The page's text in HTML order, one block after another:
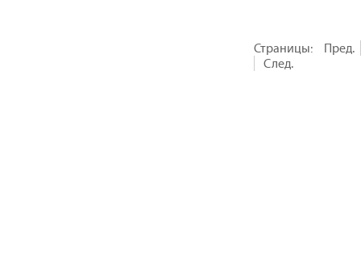
Страницы:
Пред.
След.